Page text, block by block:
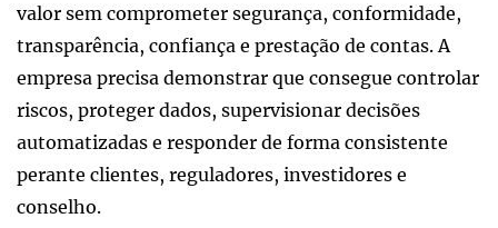
valor sem comprometer segurança, conformidade,
transparência, confiança e prestação de contas. A
empresa precisa demonstrar que consegue controlar
riscos, proteger dados, supervisionar decisões
automatizadas e responder de forma consistente
perante clientes, reguladores, investidores e
conselho.